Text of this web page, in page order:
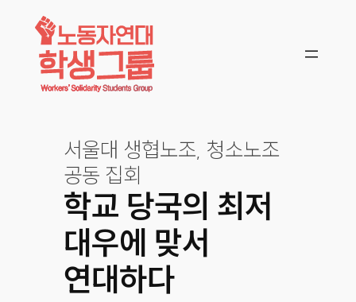
콘텐츠로
바로가기
서울대 생협노조, 청소노조
공동 집회
학교 당국의 최저
대우에 맞서
연대하다